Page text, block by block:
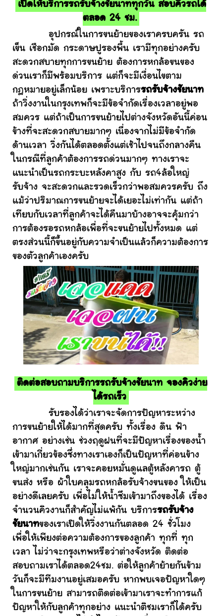
เปิดให้บริการรถรับจ้างชัยนาททุกวัน สอบคิวรถได้
ตลอด 24 ชม.
อุปกรณ์ในการขนย้ายของเราครบครัน รถ
เข็น เชือกมัด กระดาษปูรองพื้น เรามีทุกอย่างครับ
สะดวกสบายทุกการขนย้าย ต้องการหกล้อขนของ
ด่วนเราก็มีพร้อมบริการ แต่ก็จะมีเงื่อนไขตาม
กฎหมายอยู่เล็กน้อย เพราะบริการรถรับจ้างชัยนาท
ถ้าวิ่งงานในกรุงเทพก็จะมีข้อจำกัดเรื่องเวลาอยู่พอ
สมควร แต่ถ้าเป็นการขนย้ายไปต่างจังหวัดอันนี้ค่อน
ข้างที่จะสะดวกสบายมากๆ เนื่องจากไม่มีข้อจำกัด
ด้านเวลา วิ่งกันได้ตลอดตั้งแต่เช้าไปจนถึงกลางคืน
ในกรณีที่ลูกค้าต้องการรถด่วนมากๆ ทางเราจะ
แนะนำเป็นรถกระบะหลังคาสูง กับ รถ4ล้อใหญ่
รับจ้าง จะสะดวกและรวดเร็วกว่าพอสมควรครับ ถึง
แม้ว่าปริมาณการขนย้ายจะได้เยอะไม่เท่ากัน แต่ถ้า
เทียบกับเวลาที่ลูกค้าจะได้คืนมาบ้างอาจจะคุ้มกว่า
การต้องรอรถหกล้อเพื่อที่จะขนย้ายไปทั้งหมด แต่
ตรงส่วนนี้ก็ขึ้นอยู่กับความจำเป็นแล้วก็ความต้องการ
ของตัวลูกค้าเองครับ
ติดต่อสอบถามบริการรถรับจ้างชัยนาท จองคิวง่าย
ได้รถเร็ว
รับรองได้ว่าเราจะจัดการปัญหาระหว่าง
การขนย้ายให้ได้มากที่สุดครับ ทั้งเรื่อง ดิน ฟ้า
อากาศ อย่างเช่น ช่วงฤดูฝนที่จะมีปัญหาเรื่องของน้ำ
เข้ามาเกี่ยวข้องซึ่งทางเราเองก็เป็นปัญหาที่ค่อนข้าง
ใหญ่มากเช่นกัน เราจะคอยหมั่นดูแลตู้หลังคารถ ตู้
ขนส่ง หรือ ผ้าใบคลุมรถหกล้อรับจ้างขนของ ให้เป็น
อย่างดีเลยครับ เพื่อไม่ให้น้ำซึมเข้ามาถึงของได้ เรื่อง
จำนวนคิวงานก็สำคัญไม่แพ้กัน บริการรถรับจ้าง
ชัยนาทของเราเปิดให้วิ่งงานกันตลอด 24 ชั่วโมง
เพื่อให้เพียงต่อความต้องการของลูกค้า ทุกที่ ทุก
เวลา ไม่ว่าจะกรุงเทพหรือว่าต่างจังหวัด ติดต่อ
สอบถามเราได้ตลอด24ชม. ต่อให้ลูกค้าย้ายกันข้าม
วันก็จะมีทีมงานอยู่เสมอครับ หากพบเจอปัญหาใดๆ
ในการขนย้าย สามารถติดต่อเข้ามาเราจะทำการแก้
ปัญหาให้กับลูกค้าทุกอย่าง แนะนำติชมเราก็ได้ครับ